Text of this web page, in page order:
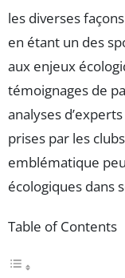
les diverses
en étant un des
aux enjeux
témoignages de
analyses
prises par les
emblématique
écologiques dans
Table of Contents